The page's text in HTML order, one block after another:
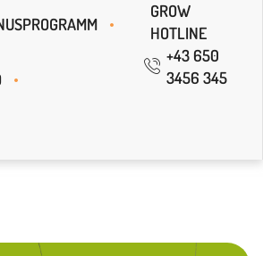
GROW
HOTLINE
+43 650
3456 345